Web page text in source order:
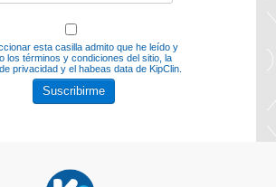
esta casilla admito que he leído y
los términos y condiciones del sitio, la
privacidad y el habeas data de KipClin.
Suscribirme